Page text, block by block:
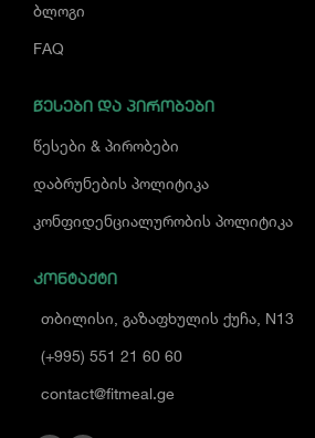
ბლოგი
FAQ
ᲬᲔᲡᲔᲑᲘ ᲓᲐ ᲞᲘᲠᲝᲑᲔᲑᲘ
წესები & პირობები
დაბრუნების პოლიტიკა
კონფიდენციალურობის პოლიტიკა
ᲙᲝᲜᲢᲐᲥᲢᲘ
თბილისი, გაზაფხულის ქუჩა, N13
(+995) 551 21 60 60
contact@fitmeal.ge